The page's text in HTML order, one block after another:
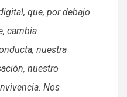
que, por debajo
cambia
nuestra
nuestro
Nos